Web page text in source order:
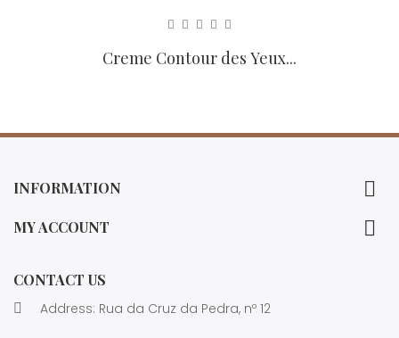
Creme Contour des Yeux...
INFORMATION 
MY ACCOUNT 
CONTACT US
Address: Rua da Cruz da Pedra, nº 12